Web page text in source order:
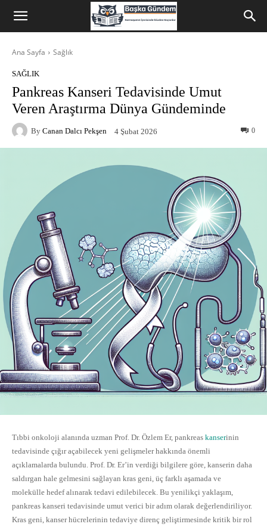
Ana Sayfa Sağlık
SAĞLIK
Pankreas Kanseri Tedavisinde Umut
Veren Araştırma Dünya Gündeminde
By Canan Dalcı Pekşen 4 Şubat 2026 0
Tıbbi onkoloji alanında uzman Prof. Dr. Özlem Er, pankreas kanserinin
tedavisinde çığır açabilecek yeni gelişmeler hakkında önemli
açıklamalarda bulundu. Prof. Dr. Er’in verdiği bilgilere göre, kanserin daha
saldırgan hale gelmesini sağlayan kras geni, üç farklı aşamada ve
molekülle hedef alınarak tedavi edilebilecek. Bu yenilikçi yaklaşım,
pankreas kanseri tedavisinde umut verici bir adım olarak değerlendiriliyor.
Kras geni, kanser hücrelerinin tedaviye direnç geliştirmesinde kritik bir rol